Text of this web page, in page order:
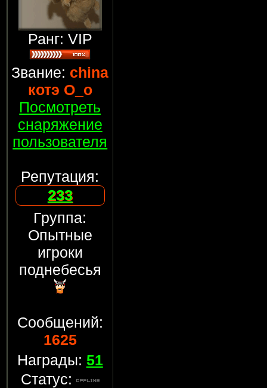
Ранг: VIP
Звание: china
котэ О_о
Посмотреть
снаряжение
пользователя
Репутация:
233
Группа:
Опытные
игроки
поднебесья
Сообщений:
1625
Награды: 51
Статус: